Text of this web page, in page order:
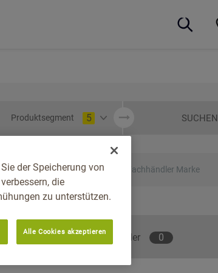
Produktsegment 5 SUCHEN
Fachhändler Marke
Empfohlene Fachhändler 0
der Speicherung von
die
zu unterstützen.
Alle Cookies akzeptieren